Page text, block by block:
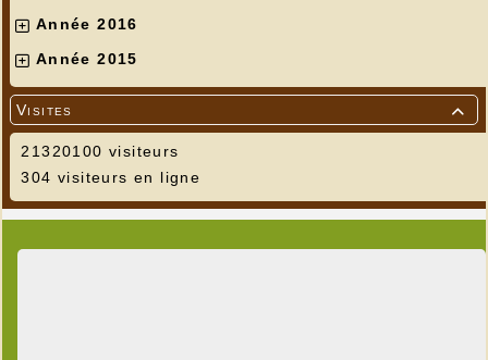
Année 2016
Année 2015

Visites
21320100 visiteurs
304 visiteurs en ligne